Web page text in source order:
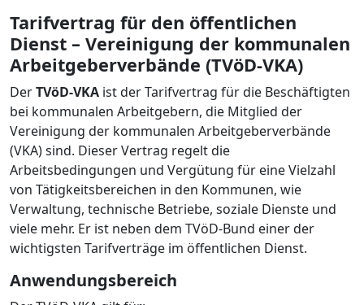
Tarifvertrag für den öffentlichen
Dienst – Vereinigung der kommunalen
Arbeitgeberverbände (TVöD-VKA)
DerTVöD-VKA ist der Tarifvertrag für die Beschäftigten
bei kommunalen Arbeitgebern, die Mitglied der
Vereinigung der kommunalen Arbeitgeberverbände
(VKA) sind. Dieser Vertrag regelt die
Arbeitsbedingungen und Vergütung für eine Vielzahl
von Tätigkeitsbereichen in den Kommunen, wie
Verwaltung, technische Betriebe, soziale Dienste und
viele mehr. Er ist neben dem TVöD-Bund einer der
wichtigsten Tarifverträge im öffentlichen Dienst.
Anwendungsbereich